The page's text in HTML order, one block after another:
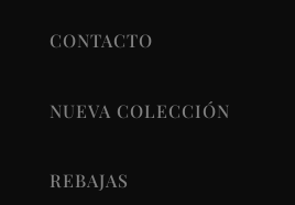
CONTACTO
NUEVA COLECCIÓN
REBAJAS